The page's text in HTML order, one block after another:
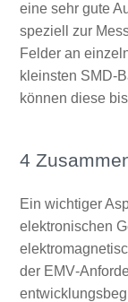
eine sehr gute
speziell zur
Felder an
kleinsten
können diese
4
Ein wichtiger
elektronischen
der